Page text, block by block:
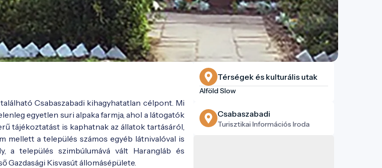
Csabaszabadi kihagyhatatlan célpont. Mi
egyetlen suri alpaka farmja, ahol a látogatók
tájékoztatást is kaphatnak az állatok tartásáról,
mellett a település számos egyéb látnivalóval is
a település szimbúlumává vált Harangláb és
Gazdasági Kisvasút állomásépülete.
Térségek és kulturális utak
Alföld Slow
Csabaszabadi
Turisztikai Információs Iroda